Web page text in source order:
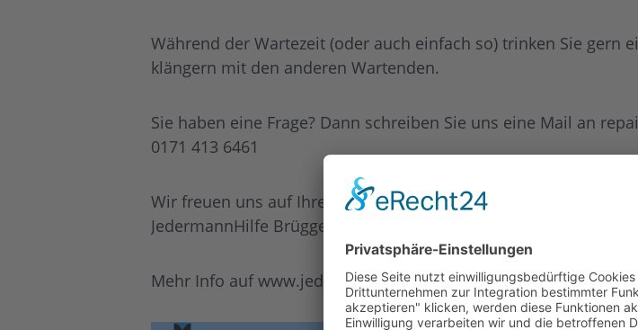
Während der Wartezeit (oder auch einfach so) trinken Sie gern
klängern mit den anderen Wartenden.
Sie haben eine Frage? Dann schreiben Sie uns eine Mail an
0171 413 6461
Wir freuen uns auf Ihren Besuch.
JedermannHilfe Brüggen e.V.
Mehr Info auf www.jedermannhilfe.de